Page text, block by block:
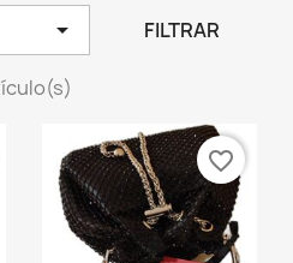
 FILTRAR
favorite_border